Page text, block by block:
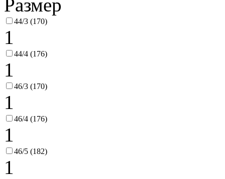
Размер
44/3 (170)
1
44/4 (176)
1
46/3 (170)
1
46/4 (176)
1
46/5 (182)
1